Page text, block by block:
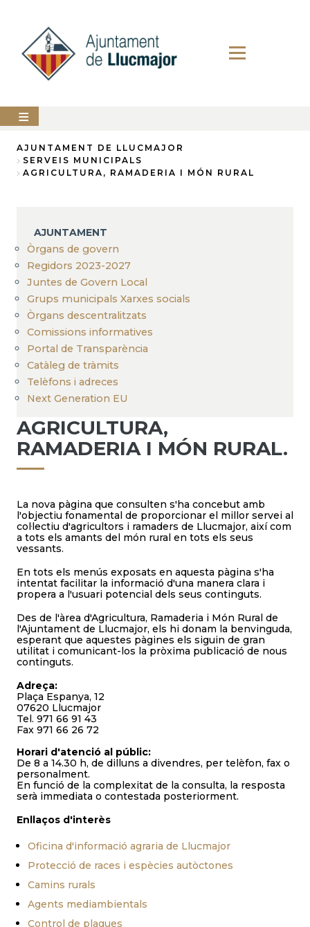
contingut
AJUNTAMENT
LLUCMAJOR
PERFIL
DEL
CONTRACTANT
Fil
AJUNTAMENT DE LLUCMAJOR
SERVEIS MUNICIPALS
AGRICULTURA, RAMADERIA I MÓN RURAL
AJUNTAMENT
Òrgans de govern
Regidors 2023-2027
Juntes de Govern Local
Grups municipals Xarxes socials
Òrgans descentralitzats
Comissions informatives
Portal de Transparència
Catàleg de tràmits
Telèfons i adreces
Next Generation EU
AGRICULTURA,
RAMADERIA I MÓN RURAL.
La nova pàgina que consulten s'ha concebut amb
l'objectiu fonamental de proporcionar el millor servei al
col·lectiu d'agricultors i ramaders de Llucmajor, així com
a tots els amants del món rural en tots els seus
vessants.
En tots els menús exposats en aquesta pàgina s'ha
intentat facilitar la informació d'una manera clara i
propera a l'usuari potencial dels seus continguts.
Des de l'àrea d'Agricultura, Ramaderia i Món Rural de
l'Ajuntament de Llucmajor, els hi donam la benvinguda,
esperant que aquestes pàgines els siguin de gran
utilitat i comunicant-los la pròxima publicació de nous
continguts.
Adreça:
Plaça Espanya, 12
07620 Llucmajor
Tel. 971 66 91 43
Fax 971 66 26 72
Horari d'atenció al públic:
De 8 a 14.30 h, de dilluns a divendres, per telèfon, fax o
personalment.
En funció de la complexitat de la consulta, la resposta
serà immediata o contestada posteriorment.
Enllaços d'interès
Oficina d'informació agraria de Llucmajor
Protecció de races i espècies autòctones
Camins rurals
Agents mediambientals
Control de plagues